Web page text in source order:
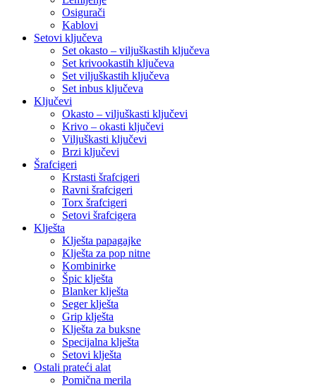
Osigurači
Kablovi
Setovi ključeva
Set okasto – viljuškastih ključeva
Set krivookastih ključeva
Set viljuškastih ključeva
Set inbus ključeva
Ključevi
Okasto – viljuškasti ključevi
Krivo – okasti ključevi
Viljuškasti ključevi
Brzi ključevi
Šrafcigeri
Krstasti šrafcigeri
Ravni šrafcigeri
Torx šrafcigeri
Setovi šrafcigera
Klješta
Klješta papagajke
Klješta za pop nitne
Kombinirke
Špic klješta
Blanker klješta
Seger klješta
Grip klješta
Klješta za buksne
Specijalna klješta
Setovi klješta
Ostali prateći alat
Pomična merila